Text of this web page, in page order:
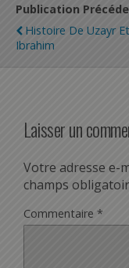
Publication
Histoire De Uzayr Et
Ibrahim
Laisser un
Votre adresse e-
champs
Commentaire *